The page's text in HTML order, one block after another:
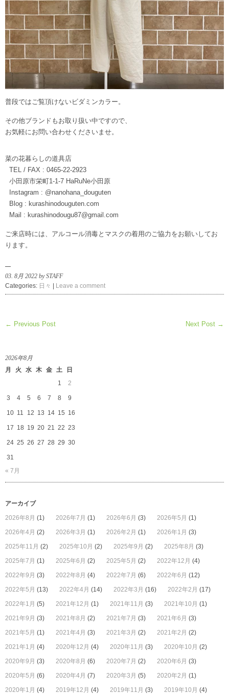
普段ではご覧頂けないビダミンカラー。
その他ブランドもお取り扱い中ですので、
お気軽にお問い合わせくださいませ。
菜の花暮らしの道具店
TEL / FAX : 0465-22-2923
小田原市栄町1-1-7 HaRuNe小田原
Instagram : @nanohana_douguten
Blog : kurashinodouguten.com
Mail : kurashinodougu87@gmail.com
ご来店時には、アルコール消毒とマスクの着用のご協力をお願いしてお
ります。
03. 8月 2022 by STAFF
Categories: 日々 | Leave a comment
← Previous Post Next Post →
2026年8月
月
火 水 木 金 土
日
1
2
3 4 5 6 7 8 9
10 11 12 13 14 15 16
17 18 19 20 21 22 23
24 25 26 27 28 29 30
31
« 7月
アーカイブ
2026年8月 (1) 2026年7月 (1) 2026年6月 (3) 2026年5月 (1)
2026年4月 (2) 2026年3月 (1) 2026年2月 (1) 2026年1月 (3)
2025年11月 (2) 2025年10月 (2) 2025年9月 (2) 2025年8月 (3)
2025年7月 (1) 2025年6月 (2) 2025年5月 (2) 2022年12月 (4)
2022年9月 (3) 2022年8月 (4) 2022年7月 (6) 2022年6月 (12)
2022年5月 (13) 2022年4月 (14) 2022年3月 (16) 2022年2月 (17)
2022年1月 (5) 2021年12月 (1) 2021年11月 (3) 2021年10月 (1)
2021年9月 (3) 2021年8月 (2) 2021年7月 (3) 2021年6月 (3)
2021年5月 (1) 2021年4月 (3) 2021年3月 (2) 2021年2月 (2)
2021年1月 (4) 2020年12月 (4) 2020年11月 (3) 2020年10月 (2)
2020年9月 (3) 2020年8月 (6) 2020年7月 (2) 2020年6月 (3)
2020年5月 (6) 2020年4月 (7) 2020年3月 (5) 2020年2月 (1)
2020年1月 (4) 2019年12月 (4) 2019年11月 (3) 2019年10月 (4)